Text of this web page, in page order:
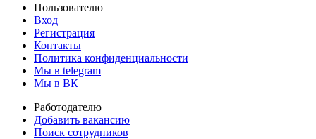
Пользователю
Вход
Регистрация
Контакты
Политика конфиденциальности
Мы в telegram
Мы в ВК
Работодателю
Добавить вакансию
Поиск сотрудников